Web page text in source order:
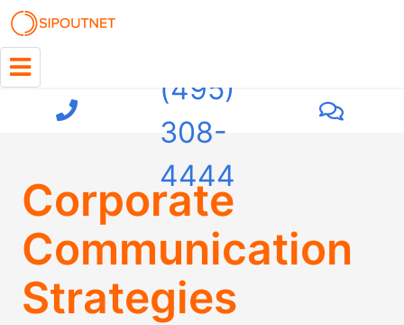
(495)
308-
4444
Corporate
Communication
Strategies